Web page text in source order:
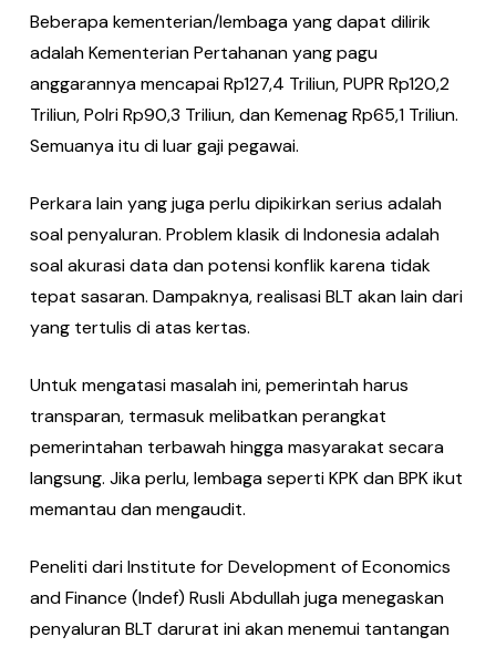
Beberapa kementerian/lembaga yang dapat dilirik
adalah Kementerian Pertahanan yang pagu
anggarannya mencapai Rp127,4 Triliun, PUPR Rp120,2
Triliun, Polri Rp90,3 Triliun, dan Kemenag Rp65,1 Triliun.
Semuanya itu di luar gaji pegawai.
Perkara lain yang juga perlu dipikirkan serius adalah
soal penyaluran. Problem klasik di Indonesia adalah
soal akurasi data dan potensi konflik karena tidak
tepat sasaran. Dampaknya, realisasi BLT akan lain dari
yang tertulis di atas kertas.
Untuk mengatasi masalah ini, pemerintah harus
transparan, termasuk melibatkan perangkat
pemerintahan terbawah hingga masyarakat secara
langsung. Jika perlu, lembaga seperti KPK dan BPK ikut
memantau dan mengaudit.
Peneliti dari Institute for Development of Economics
and Finance (Indef) Rusli Abdullah juga menegaskan
penyaluran BLT darurat ini akan menemui tantangan